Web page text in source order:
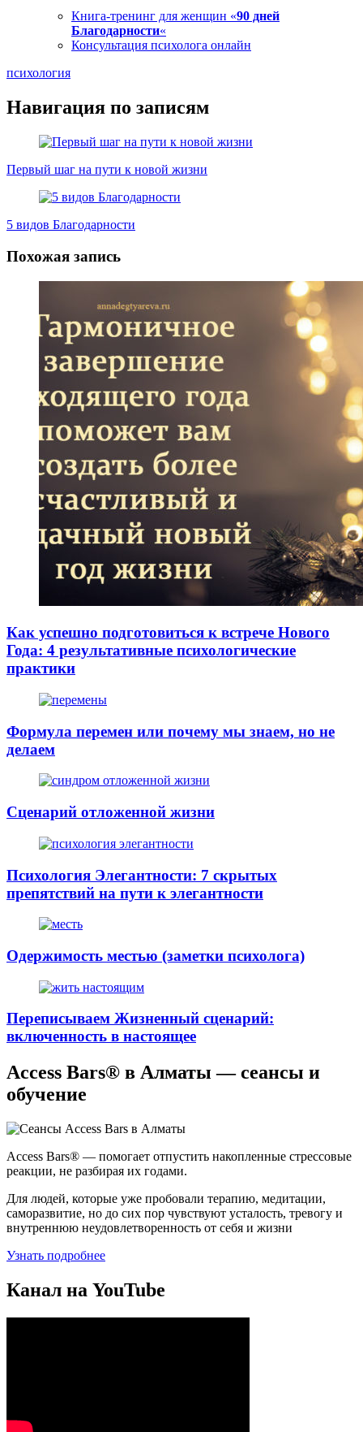
Книга-тренинг для женщин «90 дней
Благодарности«
Консультация психолога онлайн
психология
Навигация по записям
Первый шаг на пути к новой жизни
5 видов Благодарности
Похожая запись
Как успешно подготовиться к встрече Нового
Года: 4 результативные психологические
практики
Формула перемен или почему мы знаем, но не
делаем
Сценарий отложенной жизни
Психология Элегантности: 7 скрытых
препятствий на пути к элегантности
Одержимость местью (заметки психолога)
Переписываем Жизненный сценарий:
включенность в настоящее
Access Bars® в Алматы — сеансы и
обучение
Access Bars® — помогает отпустить накопленные стрессовые
реакции, не разбирая их годами.
Для людей, которые уже пробовали терапию, медитации,
саморазвитие, но до сих пор чувствуют усталость, тревогу и
внутреннюю неудовлетворенность от себя и жизни
Узнать подробнее
Канал на YouTube